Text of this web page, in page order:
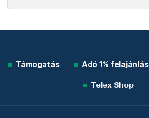
Támogatás Adó 1% felajánlás
Telex Shop